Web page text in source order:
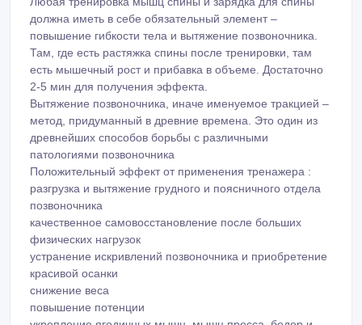
Тренажер широко применим в спорте, фитнесе, йоге,
ци-гуне и т д непосредственно после тренировки или
физической нагрузки, работы.
Любая тренировка мышц спины и зарядка для спины
должна иметь в себе обязательный элемент –
повышение гибкости тела и вытяжение позвоночника.
Там, где есть растяжка спины после тренировки, там
есть мышечный рост и прибавка в объеме. Достаточно
2-5 мин для получения эффекта.
Вытяжение позвоночника, иначе именуемое тракцией –
метод, придуманный в древние времена. Это один из
древнейших способов борьбы с различными
Положительный эффект от применения тренажера :
разгрузка и вытяжение грудного и поясничного отдела
позвоночника
качественное самовосстановление после больших
устранение искривлений позвоночника и приобретение